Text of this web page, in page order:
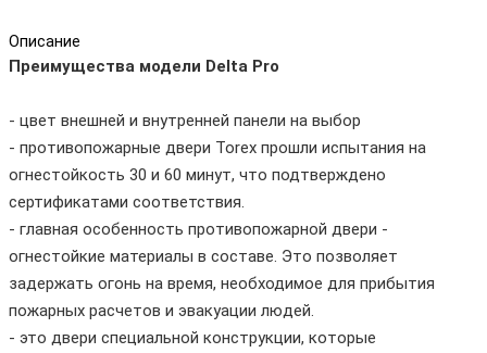
Описание
Преимущества модели Delta Pro
- цвет внешней и внутренней панели на выбор
- противопожарные двери Torex прошли испытания на
огнестойкость 30 и 60 минут, что подтверждено
сертификатами соответствия.
- главная особенность противопожарной двери -
огнестойкие материалы в составе. Это позволяет
задержать огонь на время, необходимое для прибытия
пожарных расчетов и эвакуации людей.
- это двери специальной конструкции, которые